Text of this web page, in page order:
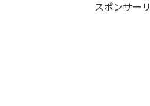
スポンサー